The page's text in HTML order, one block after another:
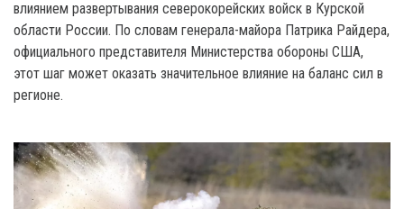
влиянием развертывания северокорейских войск в Курской
области России. По словам генерала-майора Патрика Райдера,
официального представителя Министерства обороны США,
этот шаг может оказать значительное влияние на баланс сил в
регионе.